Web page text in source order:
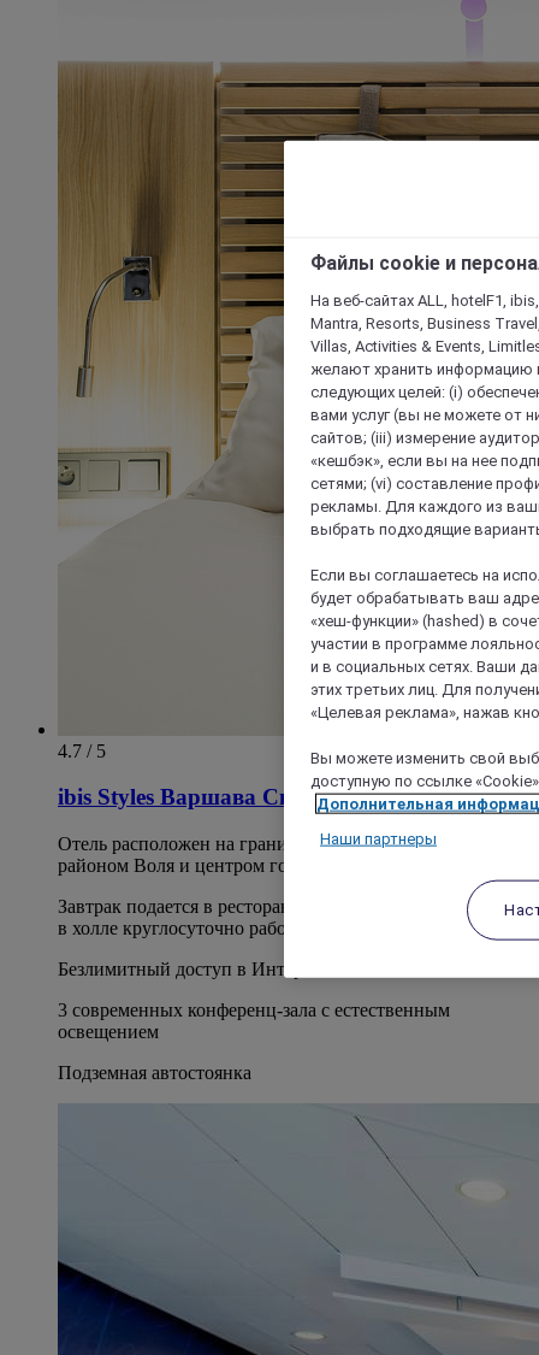
4.7 / 5
ibis Styles Варшава Сити
Отель расположен на границе между историческим
районом Воля и центром города
Завтрак подается в ресторане со смотровой площадкой,
в холле круглосуточно работает бар.
Безлимитный доступ в Интернет
3 современных конференц-зала с естественным
освещением
Подземная автостоянка
Файлы cookie и
На веб-сайтах ALL, hotelF1,
Mantra, Resorts, Business
Villas, Activities & Events,
желают хранить информацию
следующих целей: (i)
вами услуг (вы не можете от
сайтов; (iii) измерение
«кешбэк», если вы на нее
сетями; (vi) составление
рекламы. Для каждого из
выбрать подходящие
Если вы соглашаетесь на
будет обрабатывать ваш
«хеш-функции» (hashed) в
участии в программе
и в социальных сетях. Ваши
этих третьих лиц. Для
«Целевая реклама», нажав
Вы можете изменить свой
доступную по ссылке
Дополнительная
Наши партнеры